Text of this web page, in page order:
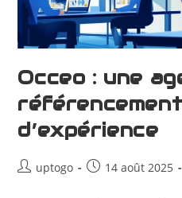
Occeo : une
d’expérience
uptogo 14 août 2025